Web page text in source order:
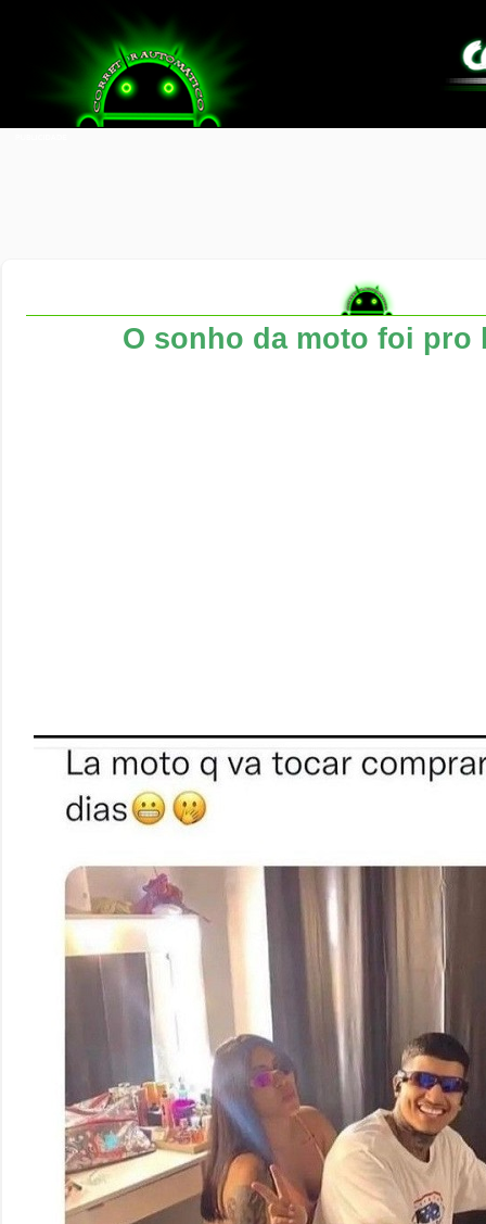
O sonho da moto foi pro